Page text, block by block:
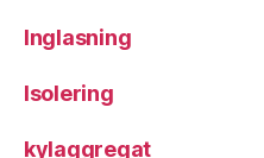
Inglasning
Isolering
kylaggregat